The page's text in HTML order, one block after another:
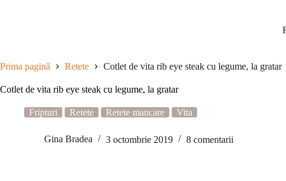
Prima pagină Retete Cotlet de vita rib eye steak cu legume, la gratar
Cotlet de vita rib eye steak cu legume, la gratar
Fripturi Retete Retete mancare Vita
Gina Bradea 3 octombrie 2019 8 comentarii